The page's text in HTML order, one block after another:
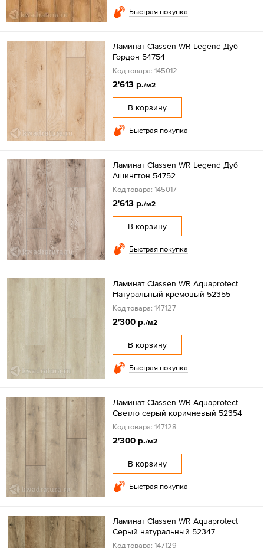
Быстрая покупка
Ламинат Classen WR Legend Дуб
Гордон 54754
Код товара: 145012
2'613 р./м2
В корзину
Быстрая покупка
Ламинат Classen WR Legend Дуб
Ашингтон 54752
Код товара: 145017
2'613 р./м2
В корзину
Быстрая покупка
Ламинат Classen WR Aquaprotect
Натуральный кремовый 52355
Код товара: 147127
2'300 р./м2
В корзину
Быстрая покупка
Ламинат Classen WR Aquaprotect
Светло серый коричневый 52354
Код товара: 147128
2'300 р./м2
В корзину
Быстрая покупка
Ламинат Classen WR Aquaprotect
Серый натуральный 52347
Код товара: 147129